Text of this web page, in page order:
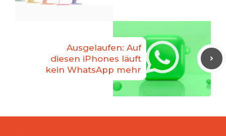
Ausgelaufen: Auf
diesen iPhones läuft
kein WhatsApp mehr